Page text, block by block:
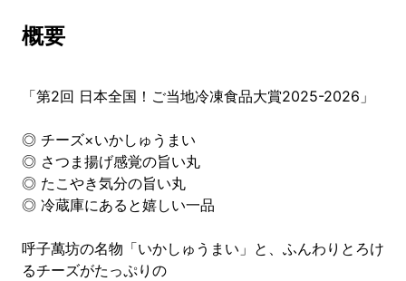
概要
「第2回 日本全国！ご当地冷凍食品大賞2025-2026」
◎ チーズ×いかしゅうまい
◎ さつま揚げ感覚の旨い丸
◎ たこやき気分の旨い丸
◎ 冷蔵庫にあると嬉しい一品
呼子萬坊の名物「いかしゅうまい」と、ふんわりとろけ
るチーズがたっぷりの